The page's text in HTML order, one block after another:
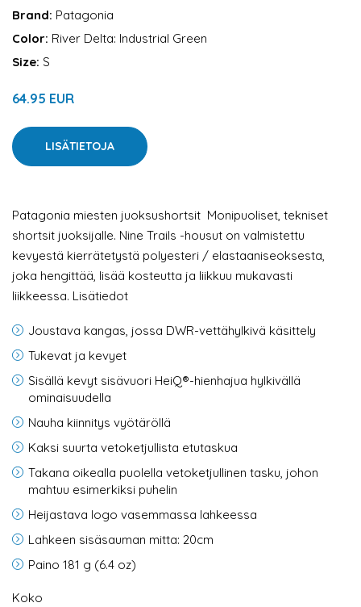
Brand: Patagonia
Color: River Delta: Industrial Green
Size: S
64.95 EUR
LISÄTIETOJA
Patagonia miesten juoksushortsit Monipuoliset, tekniset
shortsit juoksijalle. Nine Trails -housut on valmistettu
kevyestä kierrätetystä polyesteri / elastaaniseoksesta,
joka hengittää, lisää kosteutta ja liikkuu mukavasti
liikkeessa. Lisätiedot
Joustava kangas, jossa DWR-vettähylkivä käsittely
Tukevat ja kevyet
Sisällä kevyt sisävuori HeiQ®-hienhajua hylkivällä
ominaisuudella
Nauha kiinnitys vyötäröllä
Kaksi suurta vetoketjullista etutaskua
Takana oikealla puolella vetoketjullinen tasku, johon
mahtuu esimerkiksi puhelin
Heijastava logo vasemmassa lahkeessa
Lahkeen sisäsauman mitta: 20cm
Paino 181 g (6.4 oz)
Koko